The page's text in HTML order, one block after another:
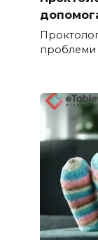
Проктолог
проблеми